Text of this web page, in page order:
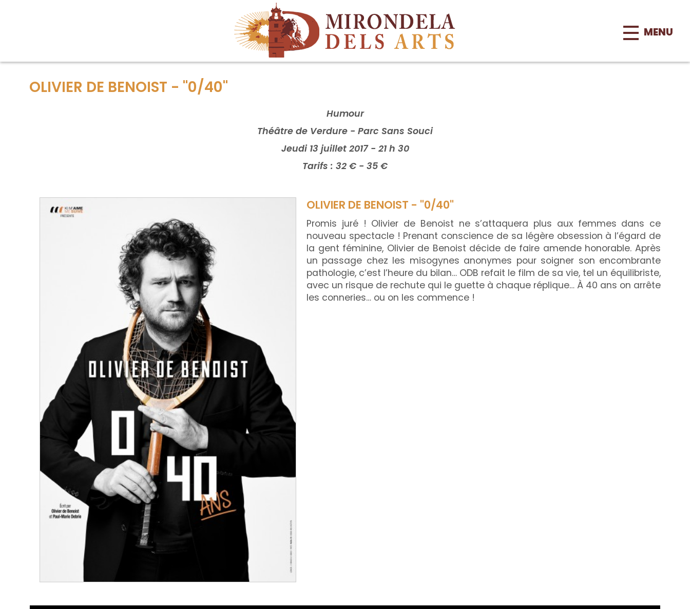
MENU
OLIVIER DE BENOIST - "0/40"
Humour
Théâtre de Verdure - Parc Sans Souci
Jeudi 13 juillet 2017 - 21 h 30
Tarifs : 32 € - 35 €
OLIVIER DE BENOIST - "0/40"
Promis juré ! Olivier de Benoist ne s’attaquera plus aux femmes dans ce
nouveau spectacle ! Prenant conscience de sa légère obsession à l’égard de
la gent féminine, Olivier de Benoist décide de faire amende honorable. Après
un passage chez les misogynes anonymes pour soigner son encombrante
pathologie, c’est l’heure du bilan… ODB refait le film de sa vie, tel un équilibriste,
avec un risque de rechute qui le guette à chaque réplique… À 40 ans on arrête
les conneries… ou on les commence !